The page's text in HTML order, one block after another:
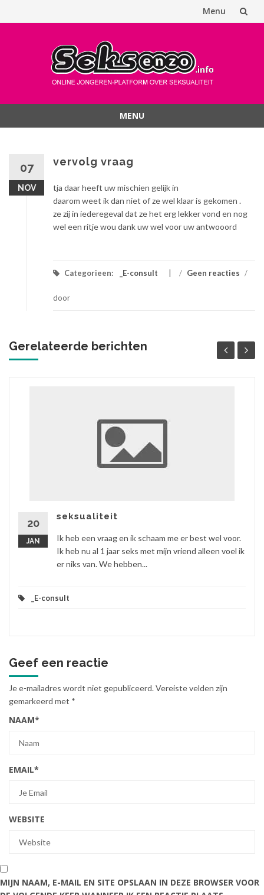
Menu
MENU
07
NOV
vervolg vraag
tja daar heeft uw mischien gelijk in
daarom weet ik dan niet of ze wel klaar is gekomen .
ze zij in iederegeval dat ze het erg lekker vond en nog
wel een ritje wou dank uw wel voor uw antwooord
Categorieen: _E-consult / Geen reacties /
door
Gerelateerde berichten
20
JAN
seksualiteit
Ik heb een vraag en ik schaam me er best wel voor.
Ik heb nu al 1 jaar seks met mijn vriend alleen voel ik
er niks van. We hebben...
_E-consult
Geef een reactie
Je e-mailadres wordt niet gepubliceerd.Vereiste velden zijn
gemarkeerd met *
NAAM*
EMAIL*
WEBSITE
MIJN NAAM, E-MAIL EN SITE OPSLAAN IN DEZE BROWSER VOOR